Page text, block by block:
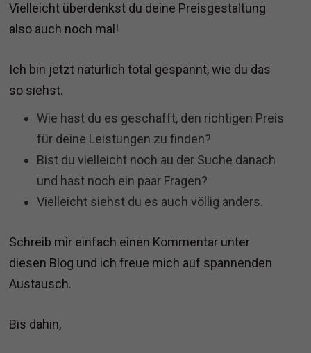
Vielleicht überdenkst du deine Preisgestaltung
also auch noch mal!
Ich bin jetzt natürlich total gespannt, wie du das
so siehst.
Wie hast du es geschafft, den richtigen Preis
für deine Leistungen zu finden?
Bist du vielleicht noch au der Suche danach
und hast noch ein paar Fragen?
Vielleicht siehst du es auch völlig anders.
Schreib mir einfach einen Kommentar unter
diesen Blog und ich freue mich auf spannenden
Austausch.
Bis dahin,